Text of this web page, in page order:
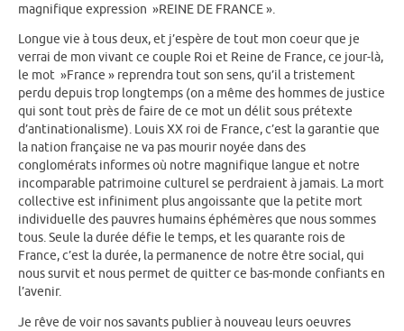
magnifique expression »REINE DE FRANCE ».
Longue vie à tous deux, et j’espère de tout mon coeur que je
verrai de mon vivant ce couple Roi et Reine de France, ce jour-là,
le mot »France » reprendra tout son sens, qu’il a tristement
perdu depuis trop longtemps (on a même des hommes de justice
qui sont tout près de faire de ce mot un délit sous prétexte
d’antinationalisme). Louis XX roi de France, c’est la garantie que
la nation française ne va pas mourir noyée dans des
conglomérats informes où notre magnifique langue et notre
incomparable patrimoine culturel se perdraient à jamais. La mort
collective est infiniment plus angoissante que la petite mort
individuelle des pauvres humains éphémères que nous sommes
tous. Seule la durée défie le temps, et les quarante rois de
France, c’est la durée, la permanence de notre être social, qui
nous survit et nous permet de quitter ce bas-monde confiants en
l’avenir.
Je rêve de voir nos savants publier à nouveau leurs oeuvres